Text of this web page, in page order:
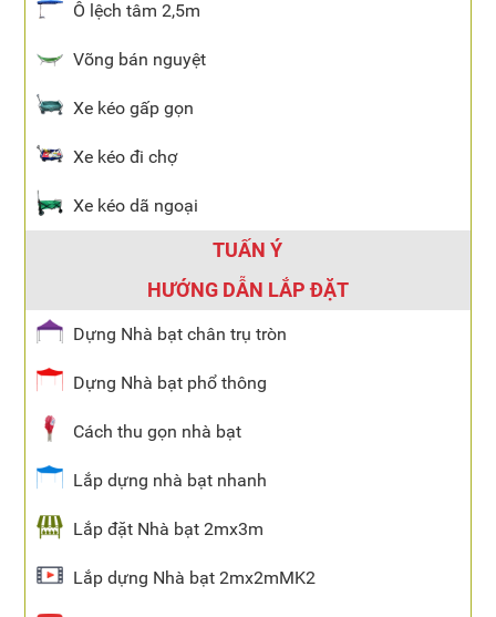
Ô lệch tâm 2,5m
Võng bán nguyệt
Xe kéo gấp gọn
Xe kéo đi chợ
Xe kéo dã ngoại
TUẤN Ý
HƯỚNG DẪN LẮP ĐẶT
Dựng Nhà bạt chân trụ tròn
Dựng Nhà bạt phổ thông
Cách thu gọn nhà bạt
Lắp dựng nhà bạt nhanh
Lắp đặt Nhà bạt 2mx3m
Lắp dựng Nhà bạt 2mx2mMK2